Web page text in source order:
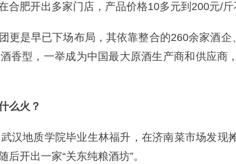
合肥开出多家门店，产品价格10多元到200元/斤
更是早已下场布局，其依靠整合的260余家酒
香型，一举成为中国最大原酒生产商和供应商
么火？
汉地质学院毕业生林福升，在济南菜市场发现
后开出一家“关东纯粮酒坊”。